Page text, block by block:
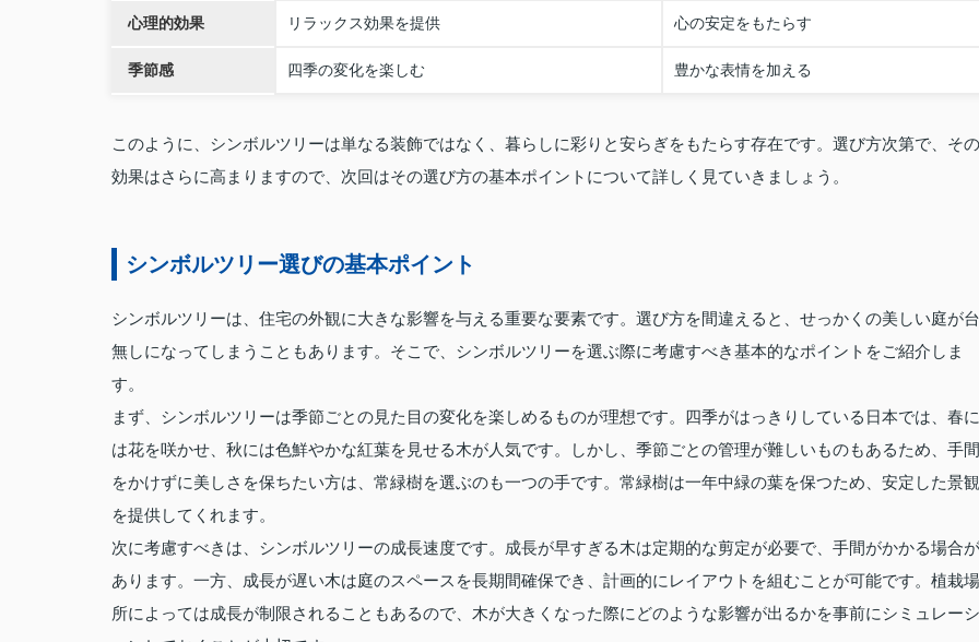
心理的効果 リラックス効果を提供 心の安定をもたらす
季節感 四季の変化を楽しむ 豊かな表情を加える
このように、シンボルツリーは単なる装飾ではなく、暮らしに彩りと安らぎをもたらす存在です。選び方次第で、その
効果はさらに高まりますので、次回はその選び方の基本ポイントについて詳しく見ていきましょう。
シンボルツリー選びの基本ポイント
シンボルツリーは、住宅の外観に大きな影響を与える重要な要素です。選び方を間違えると、せっかくの美しい庭が台
無しになってしまうこともあります。そこで、シンボルツリーを選ぶ際に考慮すべき基本的なポイントをご紹介しま
す。
まず、シンボルツリーは季節ごとの見た目の変化を楽しめるものが理想です。四季がはっきりしている日本では、春に
は花を咲かせ、秋には色鮮やかな紅葉を見せる木が人気です。しかし、季節ごとの管理が難しいものもあるため、手間
をかけずに美しさを保ちたい方は、常緑樹を選ぶのも一つの手です。常緑樹は一年中緑の葉を保つため、安定した景観
を提供してくれます。
次に考慮すべきは、シンボルツリーの成長速度です。成長が早すぎる木は定期的な剪定が必要で、手間がかかる場合が
あります。一方、成長が遅い木は庭のスペースを長期間確保でき、計画的にレイアウトを組むことが可能です。植栽場
所によっては成長が制限されることもあるので、木が大きくなった際にどのような影響が出るかを事前にシミュレーシ